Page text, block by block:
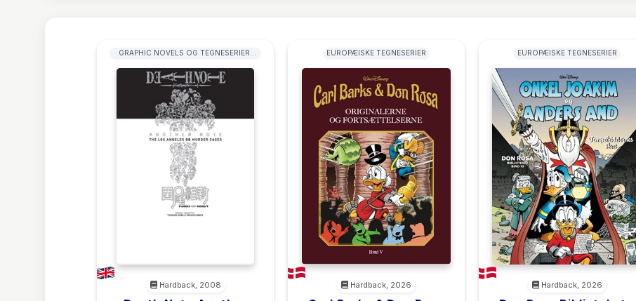
GRAPHIC NOVELS OG TEGNESERIER:
Hardback, 2008
EUROPÆISKE TEGNESERIER
Hardback, 2026
EUROPÆISKE TEGNESERIER
Hardback, 2026